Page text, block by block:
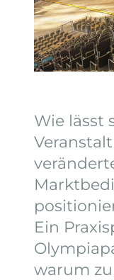
Wie lässt
Ein
warum